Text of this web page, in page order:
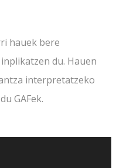
hauek bere
du. Hauen
interpretatzeko
GAFek.